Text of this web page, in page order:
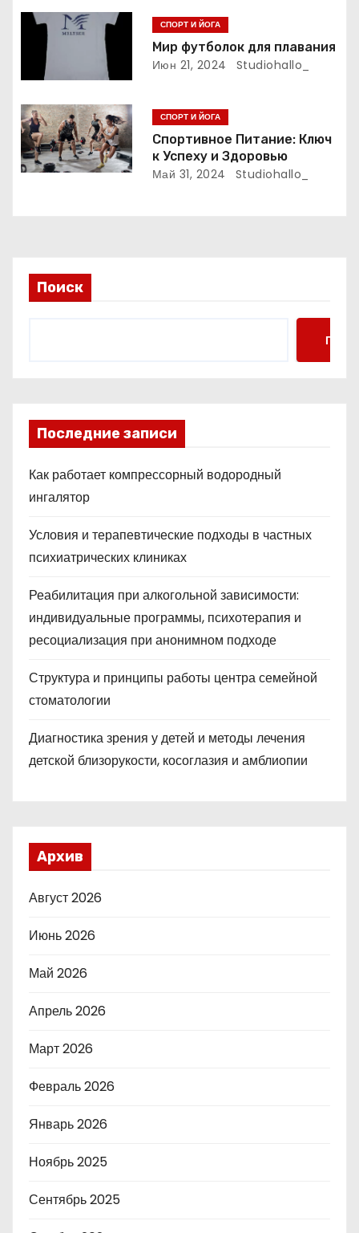
п
с
я
м
СПОРТ И ЙОГА
Мир футболок для плавания
Июн 21, 2024 Studiohallo_
СПОРТ И ЙОГА
Спортивное Питание: Ключ
к Успеху и Здоровью
Май 31, 2024 Studiohallo_
Поиск
Поиск
Последние записи
Как работает компрессорный водородный
ингалятор
Условия и терапевтические подходы в частных
психиатрических клиниках
Реабилитация при алкогольной зависимости:
индивидуальные программы, психотерапия и
ресоциализация при анонимном подходе
Структура и принципы работы центра семейной
стоматологии
Диагностика зрения у детей и методы лечения
детской близорукости, косоглазия и амблиопии
Архив
Август 2026
Июнь 2026
Май 2026
Апрель 2026
Март 2026
Февраль 2026
Январь 2026
Ноябрь 2025
Сентябрь 2025